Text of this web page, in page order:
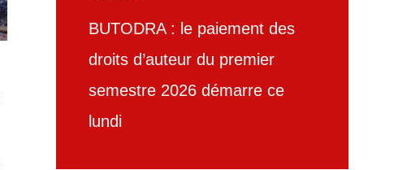
BUTODRA : le paiement des
droits d’auteur du premier
semestre 2026 démarre ce
lundi